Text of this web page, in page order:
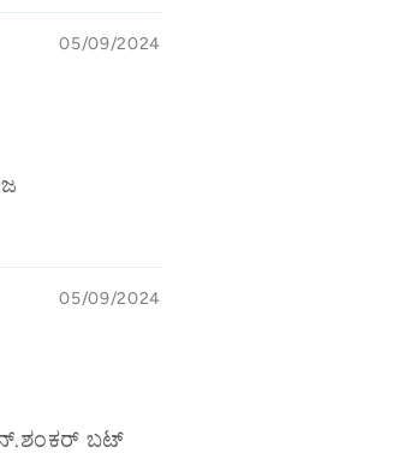
05/09/2024
05/09/2024
ಬಟ್